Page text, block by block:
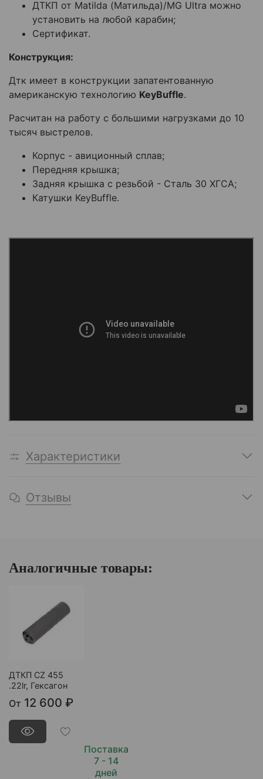
ДТКП от Matilda (Матильда)/MG Ultra можно
установить на любой карабин;
Сертификат.
Конструкция:
Дтк имеет в конструкции запатентованную
американскую технологию KeyBuffle.
Расчитан на работу с большими нагрузками до 10
тысяч выстрелов.
Корпус - авиционный сплав;
Передняя крышка;
Задняя крышка с резьбой - Сталь 30 ХГСА;
Катушки KeyBuffle.
Характеристики
Отзывы
Аналогичные товары:
ДТКП CZ 455
.22lr, Гексагон
Поставка
7 - 14
дней
От 12 600 ₽